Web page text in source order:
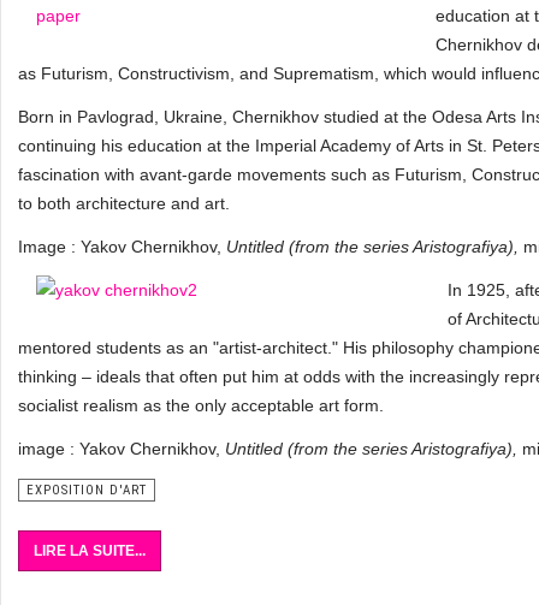
education at
Chernikhov
as Futurism, Constructivism, and Suprematism, which would
Born in Pavlograd, Ukraine, Chernikhov studied at the Odesa Arts
continuing his education at the Imperial Academy of Arts in St.
fascination with avant-garde movements such as Futurism,
to both architecture and art.
Image : Yakov Chernikhov, Untitled (from the series Aristografiya),
In 1925,
of
mentored students as an "artist-architect." His philosophy
thinking – ideals that often put him at odds with the increasingly
socialist realism as the only acceptable art form.
image : Yakov Chernikhov, Untitled (from the series Aristografiya),
EXPOSITION D'ART
LIRE LA SUITE...